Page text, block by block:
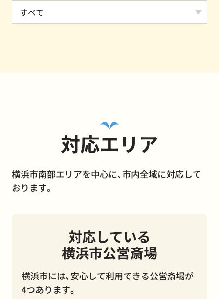
対応エリア
横浜市南部エリアを中心に、市内全域に対応して
おります。
対応している
横浜市公営斎場
横浜市には、安心して利用できる公営斎場が
4つあります。